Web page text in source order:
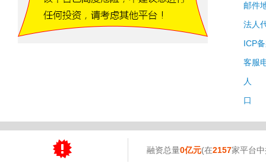
邮件
法人
ICP
客服
人
口
融资总量0亿元(在2157家平台